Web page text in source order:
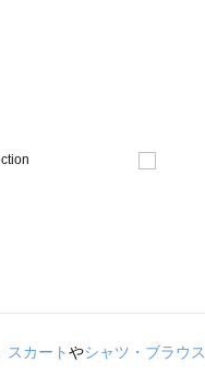
スカートやシャツ・ブラウス